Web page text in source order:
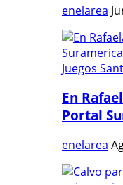
enelarea
En
Portal
enelarea